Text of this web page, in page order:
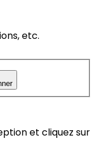
etc.
et cliquez sur